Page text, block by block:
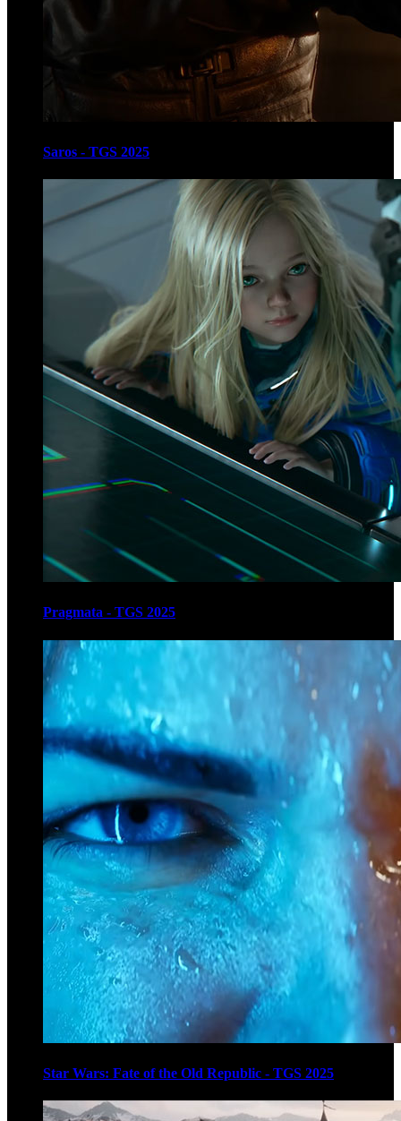
Saros - TGS 2025
Pragmata - TGS 2025
Star Wars: Fate of the Old Republic - TGS 2025